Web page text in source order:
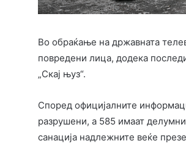
Во обраќање на државната
повредени лица, додека
„Скај њуз“.
Според официјалните
разрушени, а 585 имаат
санација надлежните веќе